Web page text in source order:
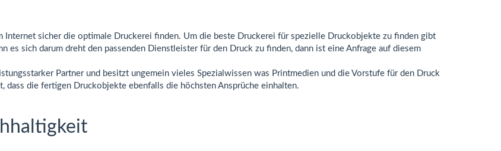
Internet sicher die optimale Druckerei finden. Um die beste Druckerei für spezielle Druckobjekte zu finden gibt
es sich darum dreht den passenden Dienstleister für den Druck zu finden, dann ist eine Anfrage auf diesem
Partner und besitzt ungemein vieles Spezialwissen was Printmedien und die Vorstufe für den Druck
die fertigen Druckobjekte ebenfalls die höchsten Ansprüche einhalten.